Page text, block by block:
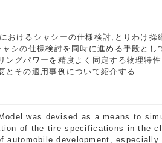
おけるシャシーの仕様検討,とりわけ操
シの仕様検討を同時に進める手段と
グパワーを精度よく同定する物理特
その適用事例について紹介する.
was devised as a means to
of the tire specifications in the
automobile development, especially